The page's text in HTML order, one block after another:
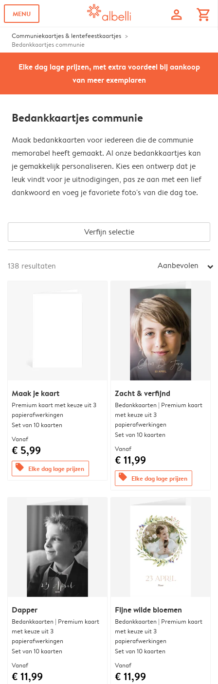
MENU profile shopping_cart
Communiekaartjes & lentefeestkaartjes
Bedankkaartjes communie
Elke dag lage prijzen, met extra voordeel bij aankoop
van meer exemplaren
Bedankkaartjes communie
Maak bedankkaarten voor iedereen die de communie
memorabel heeft gemaakt. Al onze bedankkaartjes kan
je gemakkelijk personaliseren. Kies een ontwerp dat je
leuk vindt voor je uitnodigingen, pas ze aan met een lief
dankwoord en voeg je favoriete foto's van die dag toe.
Verfijn selectie
138 resultaten Aanbevolen arrow_right
Maak je kaart
Premium kaart met keuze uit 3
papierafwerkingen
Set van 10 kaarten
Vanaf
€ 5,99
offers Elke dag lage prijzen
Zacht & verfijnd
Bedankkaarten | Premium kaart
met keuze uit 3
papierafwerkingen
Set van 10 kaarten
Vanaf
€ 11,99
offers Elke dag lage prijzen
Dapper
Bedankkaarten | Premium kaart
met keuze uit 3
papierafwerkingen
Set van 10 kaarten
Vanaf
€ 11,99
Fijne wilde bloemen
Bedankkaarten | Premium kaart
met keuze uit 3
papierafwerkingen
Set van 10 kaarten
Vanaf
€ 11,99